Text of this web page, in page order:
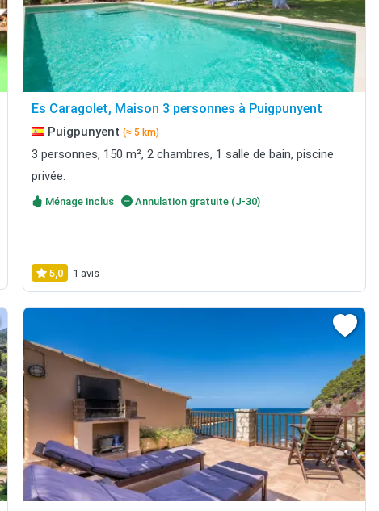
Es Caragolet, Maison 3 personnes à Puigpunyent
Puigpunyent (≈ 5 km)
3 personnes, 150 m², 2 chambres, 1 salle de bain, piscine
privée.
Ménage inclus Annulation gratuite (J-30)
5,0 1 avis